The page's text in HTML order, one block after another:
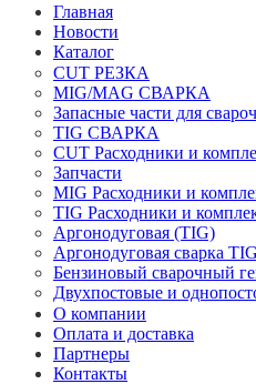
Главная
Новости
Каталог
CUT РЕЗКА
MIG/MAG СВАРКА
Запасные части для
TIG СВАРКА
CUT Расходники и
Запчасти
MIG Расходники и
TIG Расходники и
Аргонодуговая (TIG)
Аргонодуговая сварка TIG
Бензиновый сварочный
Двухпостовые и
О компании
Оплата и доставка
Партнеры
Контакты